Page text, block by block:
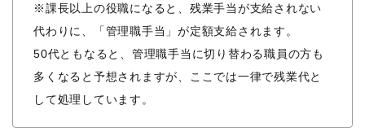
※課長以上の役職になると、残業手当が支給されない
代わりに、「管理職手当」が定額支給されます。
50代ともなると、管理職手当に切り替わる職員の方も
多くなると予想されますが、ここでは一律で残業代と
して処理しています。